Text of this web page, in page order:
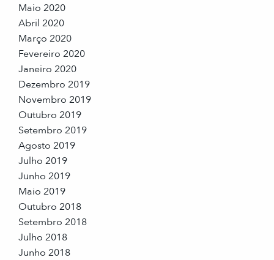
Maio 2020
Abril 2020
Março 2020
Fevereiro 2020
Janeiro 2020
Dezembro 2019
Novembro 2019
Outubro 2019
Setembro 2019
Agosto 2019
Julho 2019
Junho 2019
Maio 2019
Outubro 2018
Setembro 2018
Julho 2018
Junho 2018